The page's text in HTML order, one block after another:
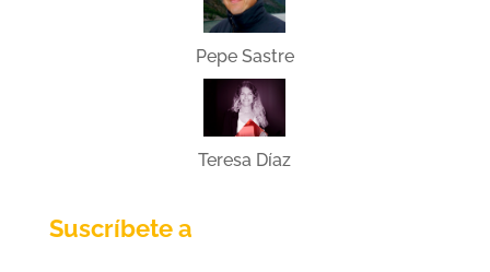
Pepe Sastre
Teresa Díaz
Suscríbete a